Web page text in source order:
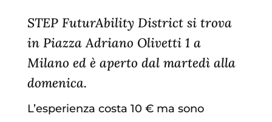
STEP FuturAbility District si trova
in Piazza Adriano Olivetti 1 a
Milano ed è aperto dal martedì alla
domenica.
L’esperienza costa 10 € ma sono